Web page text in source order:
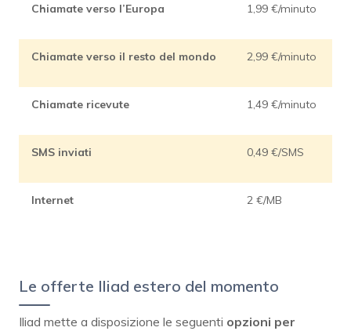
Chiamate verso l’Europa 1,99 €/minuto
Chiamate verso il resto del mondo 2,99 €/minuto
Chiamate ricevute 1,49 €/minuto
SMS inviati 0,49 €/SMS
Internet 2 €/MB
Le offerte Iliad estero del momento
Iliad mette a disposizione le seguenti opzioni per